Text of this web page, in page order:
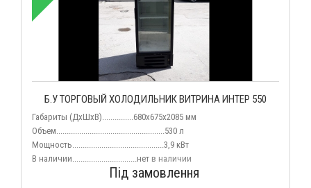
Б.У ТОРГОВЫЙ ХОЛОДИЛЬНИК ВИТРИНА ИНТЕР 550
Габариты (ДхШхВ)...............680х675х2085 мм
Объем....................................................530 л
Мощность............................................3,9 кВт
В наличии...............................нет в наличии
Під замовлення